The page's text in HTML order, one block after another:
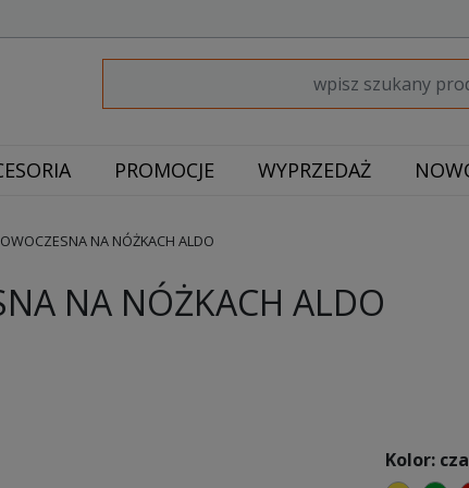
PROMOCJE WYPRZEDAŻ
NA NÓŻKACH ALDO
NA NÓŻKACH ALDO
Kolor: